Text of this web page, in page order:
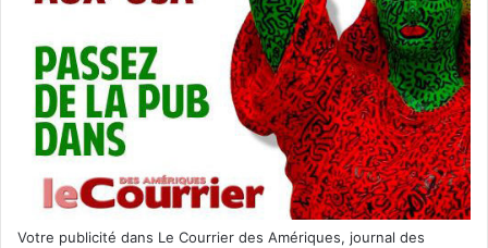
Votre publicité dans Le Courrier des Amériques, journal des